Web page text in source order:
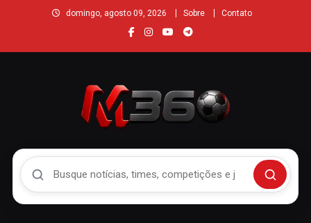
domingo, agosto 09, 2026 Sobre Contato
Buscar